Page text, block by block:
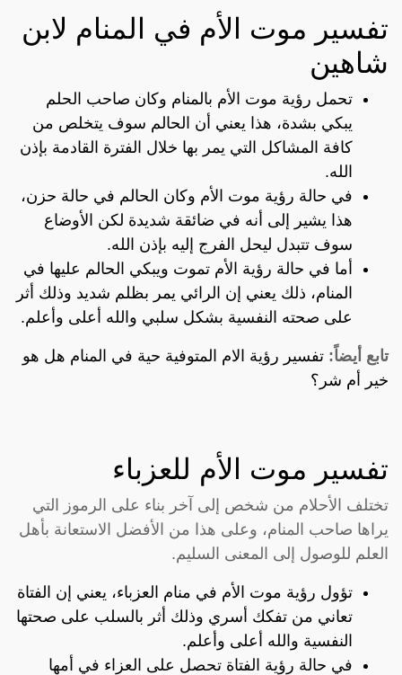
تفسير موت الأم في المنام لابن
شاهين
تحمل رؤية موت الأم بالمنام وكان صاحب الحلم
يبكي بشدة، هذا يعني أن الحالم سوف يتخلص من
كافة المشاكل التي يمر بها خلال الفترة القادمة بإذن
الله.
في حالة رؤية موت الأم وكان الحالم في حالة حزن،
هذا يشير إلى أنه في ضائقة شديدة لكن الأوضاع
سوف تتبدل ليحل الفرج إليه بإذن الله.
أما في حالة رؤية الأم تموت ويبكي الحالم عليها في
المنام، ذلك يعني إن الرائي يمر بظلم شديد وذلك أثر
على صحته النفسية بشكل سلبي والله أعلى وأعلم.
تابع أيضاً: تفسير رؤية الام المتوفية حية في المنام هل هو
خير أم شر؟
تفسير موت الأم للعزباء
تختلف الأحلام من شخص إلى آخر بناء على الرموز التي
يراها صاحب المنام، وعلى هذا من الأفضل الاستعانة بأهل
العلم للوصول إلى المعنى السليم.
تؤول رؤية موت الأم في منام العزباء، يعني إن الفتاة
تعاني من تفكك أسري وذلك أثر بالسلب على صحتها
النفسية والله أعلى وأعلم.
في حالة رؤية الفتاة تحصل على العزاء في أمها